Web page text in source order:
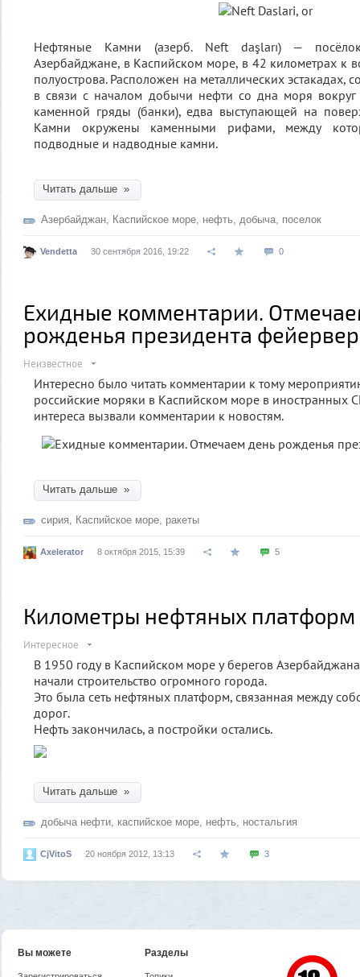
Нефтяные Камни (азерб. Neft daşları) —
Азербайджане, в Каспийском море, в 42 километрах к
полуострова. Расположен на металлических эстакадах,
в связи с началом добычи нефти со дна моря
каменной гряды (банки), едва выступающей на
Камни окружены каменными рифами, между
подводные и надводные камни.
Читать дальше »
Азербайджан Каспийское море нефть добыча поселок
Vendetta 30 сентября 2016, 19:22 0
Ехидные комментарии.
рожденья президента
Неизвестное
Интересно было читать комментарии к тому
российские моряки в Каспийском море в иностранных
интереса вызвали комментарии к новостям.
Читать дальше »
сирия Каспийское море ракеты
Axelerator 8 октября 2015, 15:39 5
Километры нефтяных платформ
Интересное
В 1950 году в Каспийском море у берегов
начали строительство огромного города.
Это была сеть нефтяных платформ, связанная между
дорог.
Нефть закончилась, а постройки остались.
Читать дальше »
добыча нефти каспийское море нефть ностальгия
CjVitoS 20 ноября 2012, 13:13 3
Вы можете Разделы